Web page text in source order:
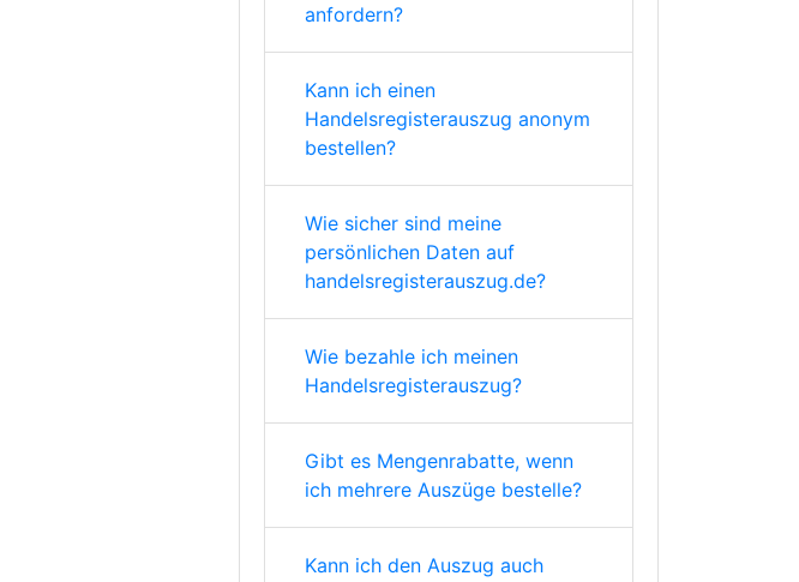
anfordern?
Kann ich einen
Handelsregisterauszug anonym
bestellen?
Wie sicher sind meine
persönlichen Daten auf
handelsregisterauszug.de?
Wie bezahle ich meinen
Handelsregisterauszug?
Gibt es Mengenrabatte, wenn
ich mehrere Auszüge bestelle?
Kann ich den Auszug auch